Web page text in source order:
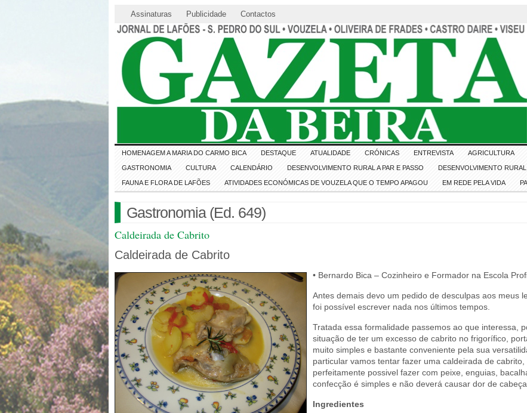
Assinaturas Publicidade Contactos
HOMENAGEM A MARIA DO CARMO BICA DESTAQUE ATUALIDADE CRÓNICAS ENTREVISTA AGRICULTURA
GASTRONOMIA CULTURA CALENDÁRIO DESENVOLVIMENTO RURAL A PAR E PASSO DESENVOLVIMENTO RURAL
FAUNA E FLORA DE LAFÕES ATIVIDADES ECONÓMICAS DE VOUZELA QUE O TEMPO APAGOU EM REDE PELA VIDA
Gastronomia (Ed. 649)
Caldeirada de Cabrito
Caldeirada de Cabrito
• Bernardo Bica – Cozinheiro e Formador na Escola
Antes demais devo um pedido de desculpas aos meus
foi possível escrever nada nos últimos tempos.
Tratada essa formalidade passemos ao que interessa,
situação de ter um excesso de cabrito no frigorífico,
muito simples e bastante conveniente pela sua
particular vamos tentar fazer uma caldeirada de
perfeitamente possivel fazer com peixe, enguias,
confecção é simples e não deverá causar dor de
Ingredientes